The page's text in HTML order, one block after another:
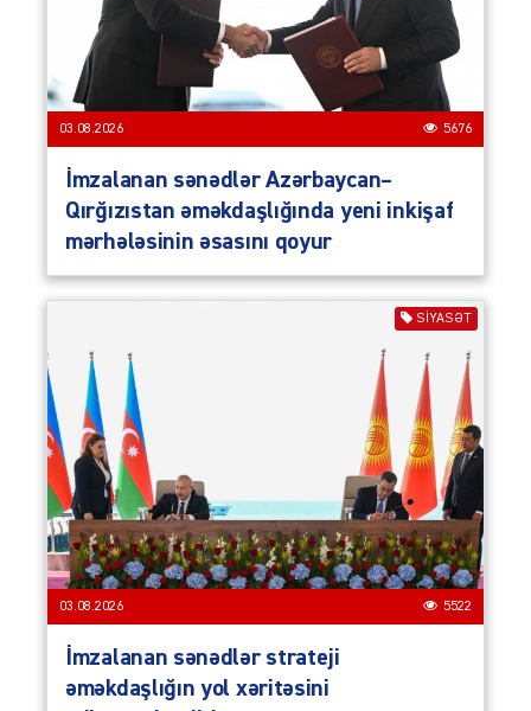
03.08.2026 5676
İmzalanan sənədlər Azərbaycan–
Qırğızıstan əməkdaşlığında yeni inkişaf
mərhələsinin əsasını qoyur
SIYASƏT
03.08.2026 5522
İmzalanan sənədlər strateji
əməkdaşlığın yol xəritəsini